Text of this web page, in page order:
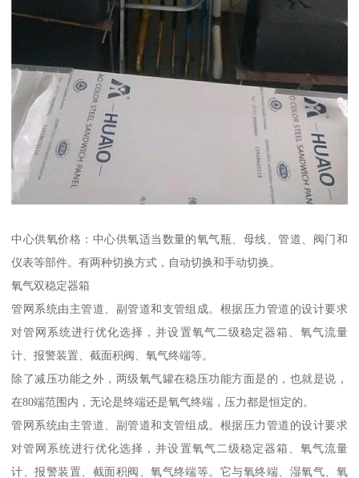
中心供氧价格：中心供氧适当数量的氧气瓶、母线、管道、阀门和
仪表等部件。有两种切换方式，自动切换和手动切换。
氧气双稳定器箱
管网系统由主管道、副管道和支管组成。根据压力管道的设计要求
对管网系统进行优化选择，并设置氧气二级稳定器箱、氧气流量
计、报警装置、截面积阀、氧气终端等。
除了减压功能之外，两级氧气罐在稳压功能方面是的，也就是说，
在80端范围内，无论是终端还是氧气终端，压力都是恒定的。
管网系统由主管道、副管道和支管组成。根据压力管道的设计要求
对管网系统进行优化选择，并设置氧气二级稳定器箱、氧气流量
计、报警装置、截面积阀、氧气终端等。它与氧终端、湿氧气、氧